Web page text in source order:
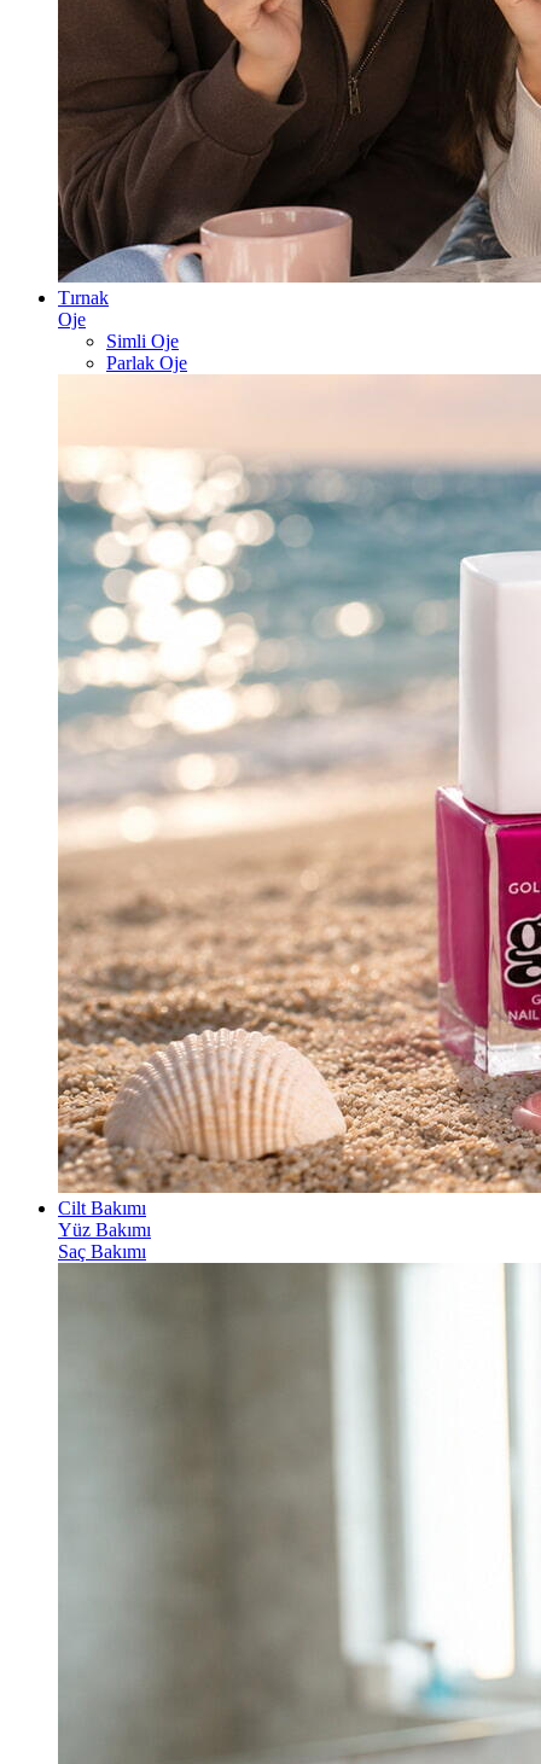
Tırnak
Oje
Simli Oje
Parlak Oje
Cilt Bakımı
Yüz Bakımı
Saç Bakımı